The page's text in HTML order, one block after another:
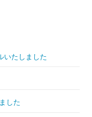
いたしました
した